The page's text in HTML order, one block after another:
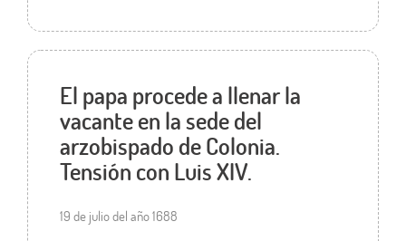
El papa procede a llenar la
vacante en la sede del
arzobispado de Colonia.
Tensión con Luis XIV.
19 de julio del año 1688